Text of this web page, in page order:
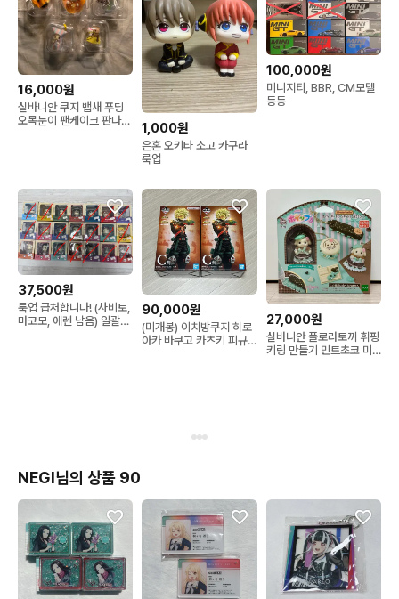
16,000원
실바니안 쿠지 뱁새 푸딩
오목눈이 팬케이크 판다
1,000원
은혼 오키타 소고 카구라
룩업
100,000원
미니지티, BBR, CM모델
등등
37,500원
룩업 급처합니다! (사비토,
마코모, 에렌 남음) 일괄시
90,000원
(미개봉) 이치방쿠지 히로
아카 바쿠고 카츠키 피규
27,000원
실바니안 플로라토끼 휘핑
키링 만들기 민트초코 미
NEGI님의 상품 90